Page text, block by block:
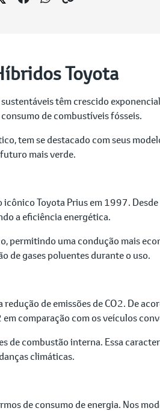
Toyota
têm crescido
de combustíveis fósseis.
tem se destacado com seus
mais verde.
Toyota Prius em 1997.
a eficiência energética.
uma condução mais
de gases poluentes durante o uso.
de emissões de CO2. De
comparação com os veículos
de combustão interna. Essa
climáticas.
de consumo de energia. Nos